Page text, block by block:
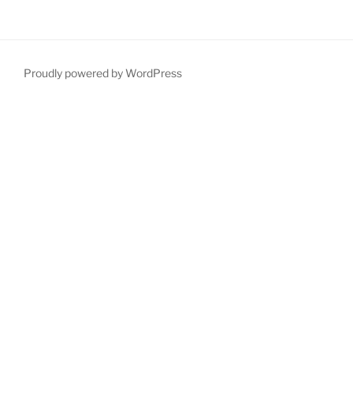
Proudly powered by WordPress